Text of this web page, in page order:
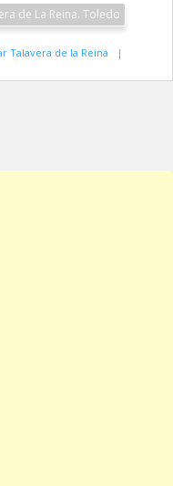
| Talavera de La Reina. Toledo
Talavera de la Reina |